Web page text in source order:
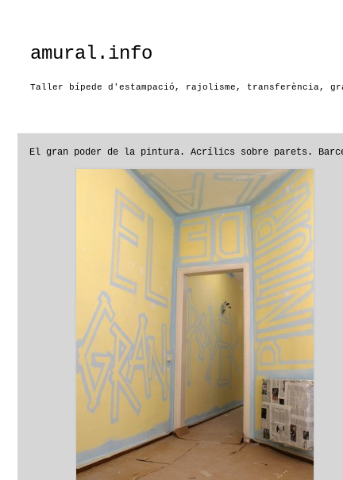
amural.info
Taller bípede d'estampació, rajolisme, transferència,
El gran poder de la pintura. Acrílics sobre parets.